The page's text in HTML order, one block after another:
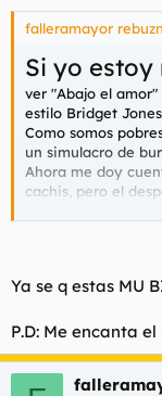
falleramayor
Si yo estoy
ver "Abajo el
estilo Bridget
Como somos
un simulacro de
Ahora me doy
cachis, pero el
estado de
Ya se q estas MU
P.D: Me encanta